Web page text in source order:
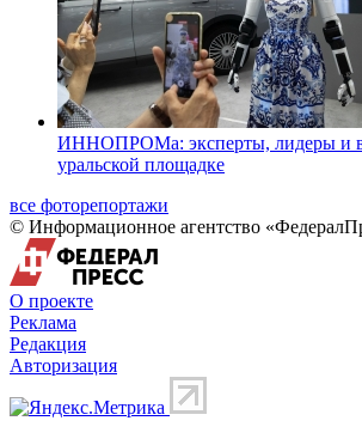
ИННОПРОМа: эксперты, лидеры и
уральской площадке
все фоторепортажи
© Информационное агентство
О проекте
Реклама
Редакция
Авторизация